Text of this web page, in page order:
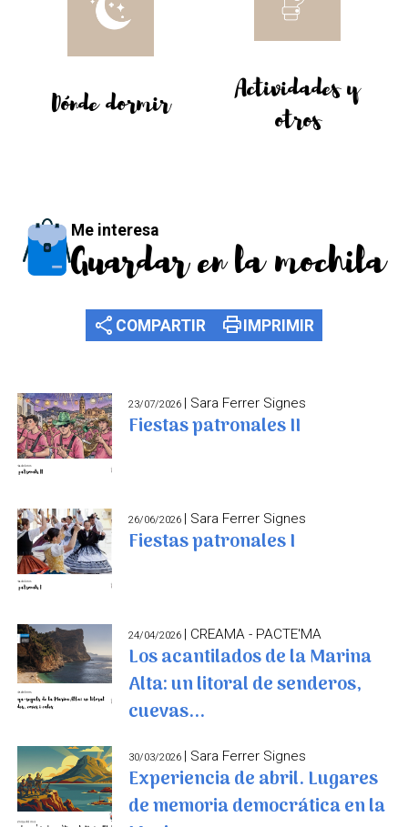
Dónde dormir
Actividades y
otros
Me interesa
Guardar en la mochila
share COMPARTIR printIMPRIMIR
23/07/2026 | Sara Ferrer Signes
Fiestas patronales II
26/06/2026 | Sara Ferrer Signes
Fiestas patronales I
24/04/2026 | CREAMA - PACTE'MA
Los acantilados de la Marina
Alta: un litoral de senderos,
cuevas...
30/03/2026 | Sara Ferrer Signes
Experiencia de abril. Lugares
de memoria democrática en la